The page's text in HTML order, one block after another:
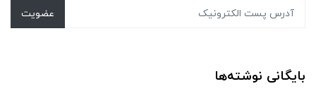
عضویت
بایگانی نوشته‌ها